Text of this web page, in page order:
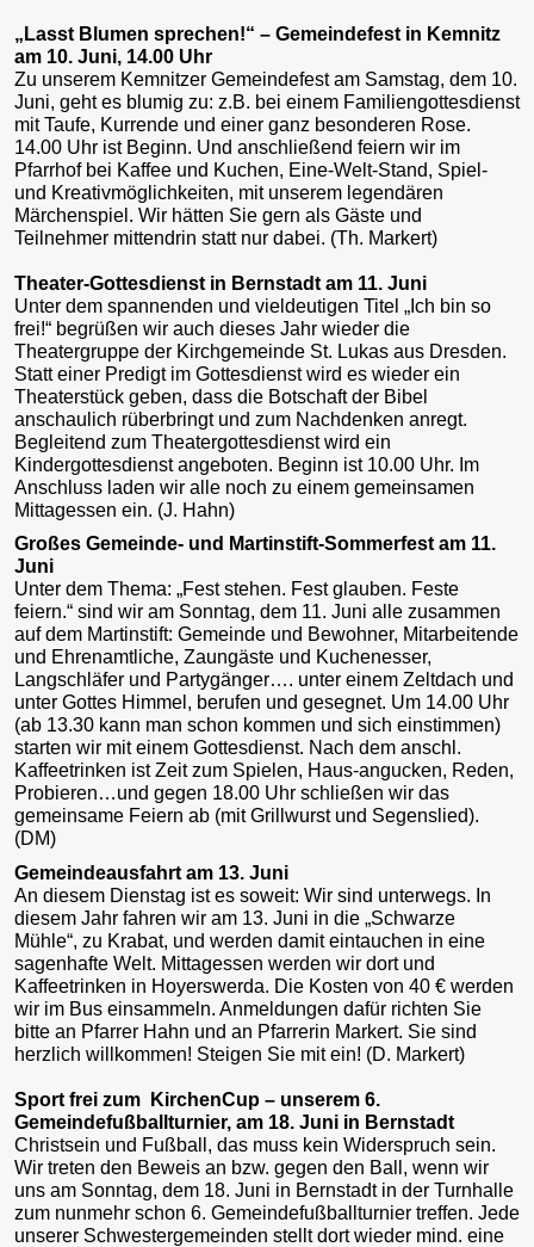
„Lasst Blumen sprechen!“ – Gemeindefest in Kemnitz
am 10. Juni, 14.00 Uhr
Zu unserem Kemnitzer Gemeindefest am Samstag, dem 10.
Juni, geht es blumig zu: z.B. bei einem Familiengottesdienst
mit Taufe, Kurrende und einer ganz besonderen Rose.
14.00 Uhr ist Beginn. Und anschließend feiern wir im
Pfarrhof bei Kaffee und Kuchen, Eine-Welt-Stand, Spiel-
und Kreativmöglichkeiten, mit unserem legendären
Märchenspiel. Wir hätten Sie gern als Gäste und
Teilnehmer mittendrin statt nur dabei. (Th. Markert)
Theater-Gottesdienst in Bernstadt am 11. Juni
Unter dem spannenden und vieldeutigen Titel „Ich bin so
frei!“ begrüßen wir auch dieses Jahr wieder die
Theatergruppe der Kirchgemeinde St. Lukas aus Dresden.
Statt einer Predigt im Gottesdienst wird es wieder ein
Theaterstück geben, dass die Botschaft der Bibel
anschaulich rüberbringt und zum Nachdenken anregt.
Begleitend zum Theatergottesdienst wird ein
Kindergottesdienst angeboten. Beginn ist 10.00 Uhr. Im
Anschluss laden wir alle noch zu einem gemeinsamen
Mittagessen ein. (J. Hahn)
Großes Gemeinde- und Martinstift-Sommerfest am 11.
Juni
Unter dem Thema: „Fest stehen. Fest glauben. Feste
feiern.“ sind wir am Sonntag, dem 11. Juni alle zusammen
auf dem Martinstift: Gemeinde und Bewohner, Mitarbeitende
und Ehrenamtliche, Zaungäste und Kuchenesser,
Langschläfer und Partygänger…. unter einem Zeltdach und
unter Gottes Himmel, berufen und gesegnet. Um 14.00 Uhr
(ab 13.30 kann man schon kommen und sich einstimmen)
starten wir mit einem Gottesdienst. Nach dem anschl.
Kaffeetrinken ist Zeit zum Spielen, Haus-angucken, Reden,
Probieren…und gegen 18.00 Uhr schließen wir das
gemeinsame Feiern ab (mit Grillwurst und Segenslied).
(DM)
Gemeindeausfahrt am 13. Juni
An diesem Dienstag ist es soweit: Wir sind unterwegs. In
diesem Jahr fahren wir am 13. Juni in die „Schwarze
Mühle“, zu Krabat, und werden damit eintauchen in eine
sagenhafte Welt. Mittagessen werden wir dort und
Kaffeetrinken in Hoyerswerda. Die Kosten von 40 € werden
wir im Bus einsammeln. Anmeldungen dafür richten Sie
bitte an Pfarrer Hahn und an Pfarrerin Markert. Sie sind
herzlich willkommen! Steigen Sie mit ein! (D. Markert)
Sport frei zum KirchenCup – unserem 6.
Gemeindefußballturnier, am 18. Juni in Bernstadt
Christsein und Fußball, das muss kein Widerspruch sein.
Wir treten den Beweis an bzw. gegen den Ball, wenn wir
uns am Sonntag, dem 18. Juni in Bernstadt in der Turnhalle
zum nunmehr schon 6. Gemeindefußballturnier treffen. Jede
unserer Schwestergemeinden stellt dort wieder mind. eine